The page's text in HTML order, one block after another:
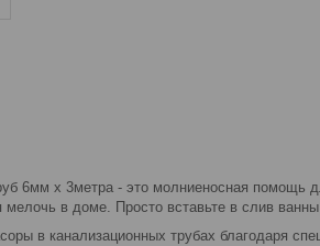
6мм х 3метра - это молниеносная помощь
в доме. Просто вставьте в слив
в канализационных трубах благодаря